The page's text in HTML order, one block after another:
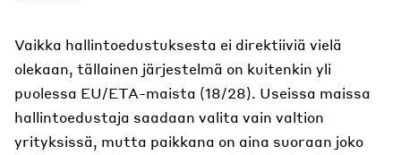
Vaikka hallintoedustuksesta ei direktiiviä vielä
olekaan, tällainen järjestelmä on kuitenkin yli
puolessa EU/ETA-maista (18/28). Useissa maissa
hallintoedustaja saadaan valita vain valtion
yrityksissä, mutta paikkana on aina suoraan joko